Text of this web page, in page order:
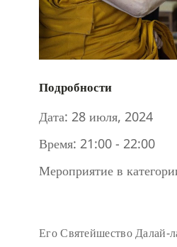
Подробности
Дата: 28 июля, 2024
Время: 21:00 - 22:00
Мероприятие в
Его Святейшество Далай-